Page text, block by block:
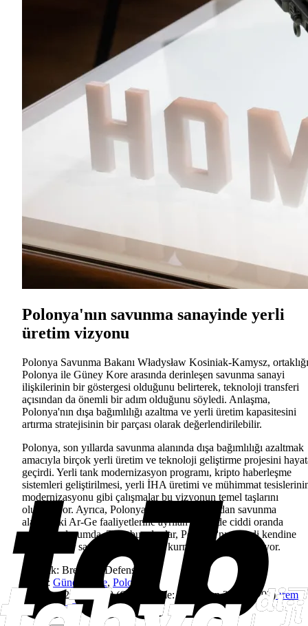
Polonya'nın savunma sanayinde yerli
üretim vizyonu
Polonya Savunma Bakanı Władysław Kosiniak-Kamysz,
Polonya ile Güney Kore arasında derinleşen savunma sanayi
ilişkilerinin bir göstergesi olduğunu belirterek, teknoloji transferi
açısından da önemli bir adım olduğunu söyledi. Anlaşma,
Polonya'nın dışa bağımlılığı azaltma ve yerli üretim kapasitesini
artırma stratejisinin bir parçası olarak değerlendirilebilir.
Polonya, son yıllarda savunma alanında dışa bağımlılığı azaltmak
amacıyla birçok yerli üretim ve teknoloji geliştirme projesini
geçirdi. Yerli tank modernizasyon programı, kripto haberleşme
sistemleri geliştirilmesi, yerli İHA üretimi ve mühimmat
modernizasyonu gibi çalışmalar bu vizyonun temel taşlarını
oluşturuyor. Ayrıca, Polonya hükümeti tarafından savunma
alanındaki Ar-Ge faaliyetlerine ayrılan bütçe de ciddi oranda
artırılmış durumda. Tüm bu adımlar, Polonya'nın kendi kendine
yetebilen bir savunma ekosistemi kurma hedefini yansıtıyor.
Kaynak: Breaking Defense
Etiket: Güney Kore, Polonya
16 Nisan 2025 19:20 (Güncelleme: 9 Haziran 2025 22:02 ) İrem
Pelin Dinç Söğüt